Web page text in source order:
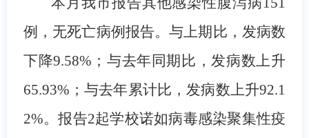
例，无死亡病例报告。与上期比，发病数
下降9.58%；与去年同期比，发病数上升
65.93%；与去年累计比，发病数上升92.1
2%。报告2起学校诺如病毒感染聚集性疫